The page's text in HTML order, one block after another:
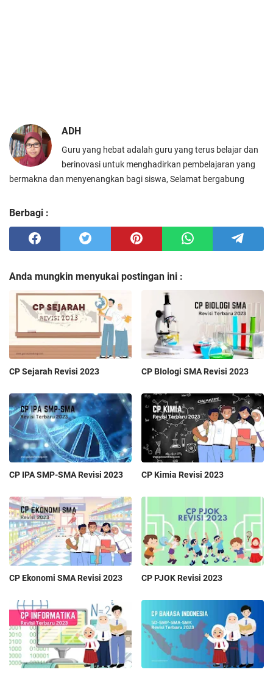
ADH
Guru yang hebat adalah guru yang terus belajar dan
berinovasi untuk menghadirkan pembelajaran yang
bermakna dan menyenangkan bagi siswa, Selamat bergabung
Berbagi :
Anda mungkin menyukai postingan ini :
CP Sejarah Revisi 2023 CP BIologi SMA Revisi 2023
CP IPA SMP-SMA Revisi 2023 CP Kimia Revisi 2023
CP Ekonomi SMA Revisi 2023 CP PJOK Revisi 2023